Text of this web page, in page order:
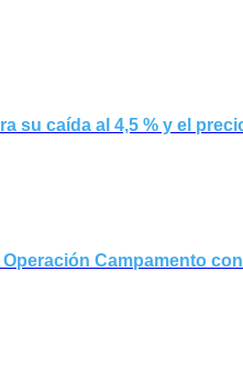
su caída al 4,5 % y el
Campamento